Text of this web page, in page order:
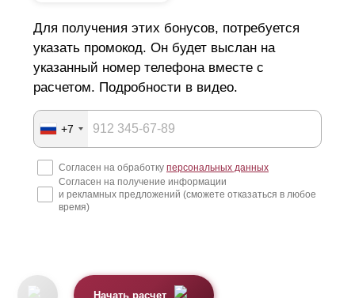
Для получения этих бонусов, потребуется
указать промокод. Он будет выслан на
указанный номер телефона вместе с
расчетом. Подробности в видео.
+7
Согласен на обработку персональных данных
Согласен на получение информации
и рекламных предложений (сможете отказаться в любое
время)
Начать расчет